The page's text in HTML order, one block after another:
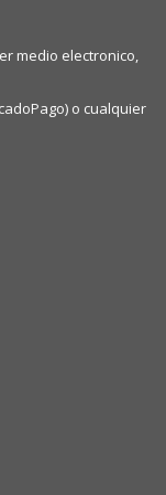
medio electronico,
o cualquier